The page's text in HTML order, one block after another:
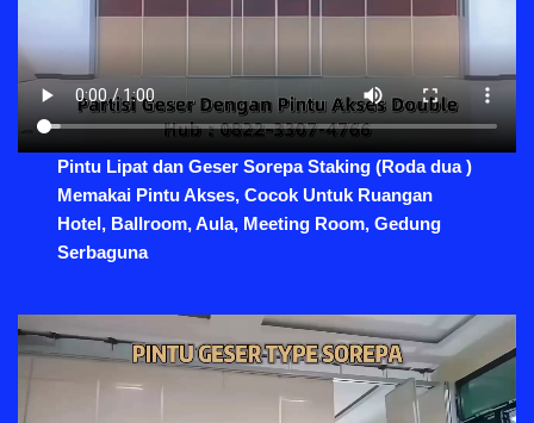
Pintu Lipat dan Geser Sorepa Staking (Roda dua )
Memakai Pintu Akses, Cocok Untuk Ruangan
Hotel, Ballroom, Aula, Meeting Room, Gedung
Serbaguna